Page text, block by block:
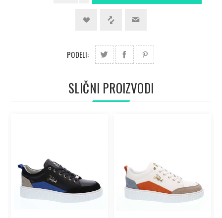
PODELI:
SLIČNI PROIZVODI